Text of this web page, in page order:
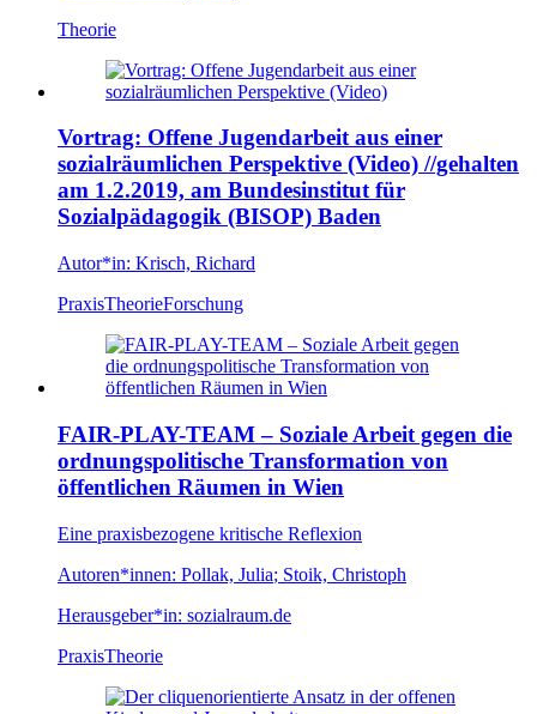
Theorie
Vortrag: Offene Jugendarbeit aus einer
sozialräumlichen Perspektive (Video) //gehalten
am 1.2.2019, am Bundesinstitut für
Sozialpädagogik (BISOP) Baden
Autor*in: Krisch, Richard
PraxisTheorieForschung
FAIR-PLAY-TEAM – Soziale Arbeit gegen die
ordnungspolitische Transformation von
öffentlichen Räumen in Wien
Eine praxisbezogene kritische Reflexion
Autoren*innen: Pollak, Julia; Stoik, Christoph
Herausgeber*in: sozialraum.de
PraxisTheorie